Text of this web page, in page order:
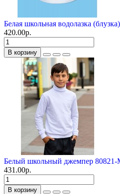
Белая школьная водолазка
420.00р.
В корзину
Белый школьный джемпер
431.00р.
В корзину